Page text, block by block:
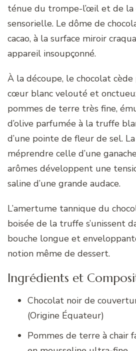
ténue du trompe-l’œil et de la
sensorielle. Le dôme de
cacao, à la surface miroir
appareil insoupçonné.
À la découpe, le chocolat
cœur blanc velouté et
pommes de terre très fine,
d’olive parfumée à la truffe
d’une pointe de fleur de sel.
méprendre celle d’une
arômes développent une
saline d’une grande audace.
L’amertume tannique du
boisée de la truffe s’unissent
bouche longue et
notion même de dessert.
Ingrédients et
Chocolat noir de
(Origine Équateur)
Pommes de terre à chair